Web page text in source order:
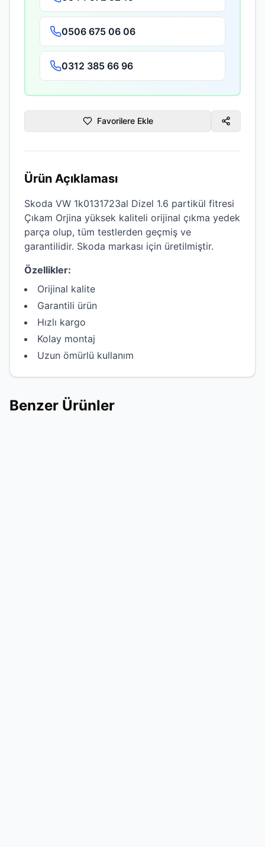
0506 675 06 06
0312 385 66 96
Favorilere Ekle
Ürün Açıklaması
Skoda VW 1k0131723al Dizel 1.6 partikül fitresi
Çıkam Orjina yüksek kaliteli orijinal çıkma yedek
parça olup, tüm testlerden geçmiş ve
garantilidir. Skoda markası için üretilmiştir.
Özellikler:
Orijinal kalite
Garantili ürün
Hızlı kargo
Kolay montaj
Uzun ömürlü kullanım
Benzer Ürünler